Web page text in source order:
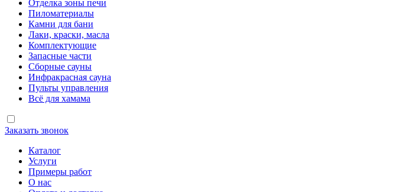
Отделка зоны печи
Пиломатериалы
Камни для бани
Лаки, краски, масла
Комплектующие
Запасные части
Сборные сауны
Инфракрасная сауна
Пульты управления
Всё для хамама
Заказать звонок
Каталог
Услуги
Примеры работ
О нас